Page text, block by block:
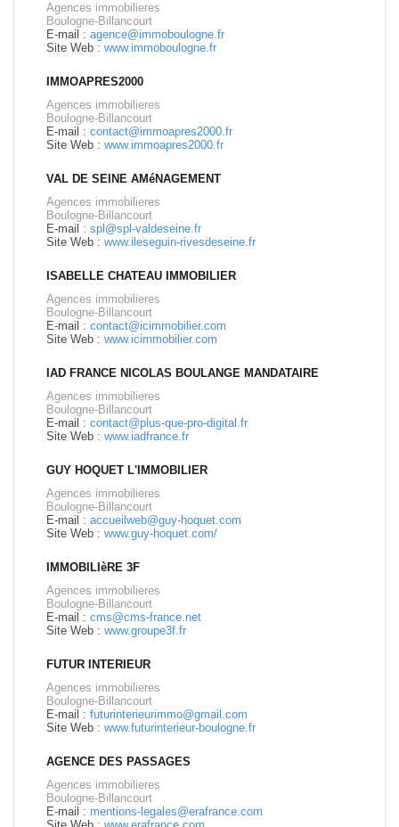
Agences immobilieres
Boulogne-Billancourt
E-mail : agence@immoboulogne.fr
Site Web : www.immoboulogne.fr
IMMOAPRES2000
Agences immobilieres
Boulogne-Billancourt
E-mail : contact@immoapres2000.fr
Site Web : www.immoapres2000.fr
VAL DE SEINE AMéNAGEMENT
Agences immobilieres
Boulogne-Billancourt
E-mail : spl@spl-valdeseine.fr
Site Web : www.ileseguin-rivesdeseine.fr
ISABELLE CHATEAU IMMOBILIER
Agences immobilieres
Boulogne-Billancourt
E-mail : contact@icimmobilier.com
Site Web : www.icimmobilier.com
IAD FRANCE NICOLAS BOULANGE MANDATAIRE
Agences immobilieres
Boulogne-Billancourt
E-mail : contact@plus-que-pro-digital.fr
Site Web : www.iadfrance.fr
GUY HOQUET L'IMMOBILIER
Agences immobilieres
Boulogne-Billancourt
E-mail : accueilweb@guy-hoquet.com
Site Web : www.guy-hoquet.com/
IMMOBILIèRE 3F
Agences immobilieres
Boulogne-Billancourt
E-mail : cms@cms-france.net
Site Web : www.groupe3f.fr
FUTUR INTERIEUR
Agences immobilieres
Boulogne-Billancourt
E-mail : futurinterieurimmo@gmail.com
Site Web : www.futurinterieur-boulogne.fr
AGENCE DES PASSAGES
Agences immobilieres
Boulogne-Billancourt
E-mail : mentions-legales@erafrance.com